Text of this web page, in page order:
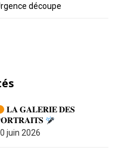
découpe
𝐋𝐀 𝐆𝐀𝐋𝐄𝐑𝐈𝐄 𝐃𝐄𝐒
juin 2026